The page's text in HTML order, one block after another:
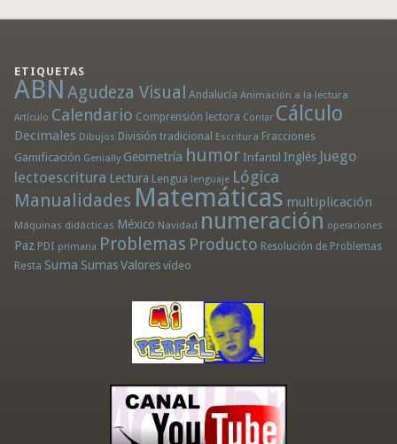
ETIQUETAS
ABN Agudeza Visual Andalucía Animación a la lectura
Artículo Calendario Comprensión lectora Contar Cálculo
Decimales Dibujos División tradicional Escritura Fracciones
Gamificación Genially Geometría humor Infantil Inglés Juego
lectoescritura Lectura Lengua lenguaje Lógica
Manualidades Matemáticas multiplicación
Máquinas didácticas México Navidad numeración operaciones
Paz PDI primaria Problemas Producto Resolución de Problemas
Resta Suma Sumas Valores vídeo